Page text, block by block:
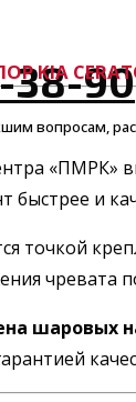
38-90
вопросам,
KIA
«ПМРК»
и
точкой
чревата
шаровых